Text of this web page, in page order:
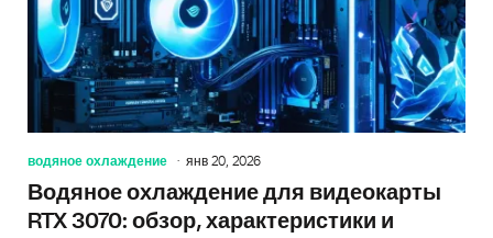
водяное охлаждение янв 20, 2026
Водяное охлаждение для видеокарты
RTX 3070: обзор, характеристики и